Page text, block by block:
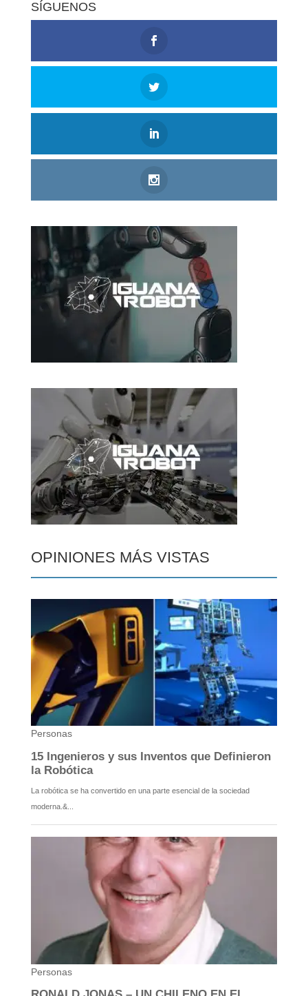
SÍGUENOS
OPINIONES MÁS VISTAS